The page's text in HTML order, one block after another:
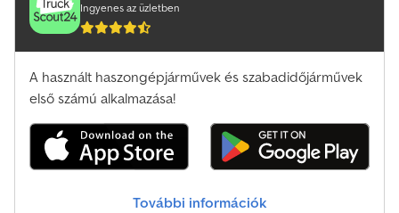
Ingyenes az üzletben
A használt haszongépjárművek és szabadidőjárművek
első számú alkalmazása!
További információk